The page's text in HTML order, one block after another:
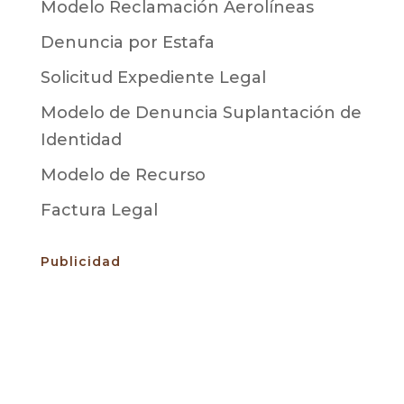
Modelo Reclamación Aerolíneas
Denuncia por Estafa
Solicitud Expediente Legal
Modelo de Denuncia Suplantación de
Identidad
Modelo de Recurso
Factura Legal
Publicidad